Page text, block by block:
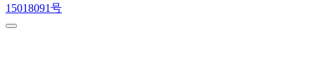
15018091号